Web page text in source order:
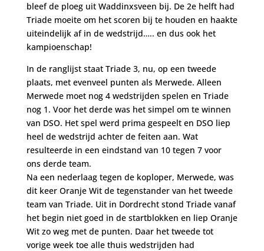
bleef de ploeg uit Waddinxsveen bij. De 2e helft had
Triade moeite om het scoren bij te houden en haakte
uiteindelijk af in de wedstrijd….. en dus ook het
kampioenschap!
In de ranglijst staat Triade 3, nu, op een tweede
plaats, met evenveel punten als Merwede. Alleen
Merwede moet nog 4 wedstrijden spelen en Triade
nog 1. Voor het derde was het simpel om te winnen
van DSO. Het spel werd prima gespeelt en DSO liep
heel de wedstrijd achter de feiten aan. Wat
resulteerde in een eindstand van 10 tegen 7 voor
ons derde team.
Na een nederlaag tegen de koploper, Merwede, was
dit keer Oranje Wit de tegenstander van het tweede
team van Triade. Uit in Dordrecht stond Triade vanaf
het begin niet goed in de startblokken en liep Oranje
Wit zo weg met de punten. Daar het tweede tot
vorige week toe alle thuis wedstrijden had